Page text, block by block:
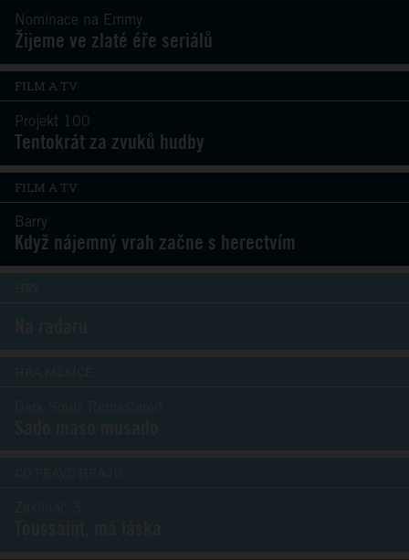
Nominace na Emmy
Žijeme ve zlaté éře seriálů
FILM A TV
Projekt 100
Tentokrát za zvuků hudby
FILM A TV
Barry
Když nájemný vrah začne s herectvím